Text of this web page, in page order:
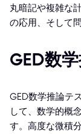
丸暗記や複雑な
の応用、そして
GED数
GED数学推論テ
して、数学的概
す。高度な微積